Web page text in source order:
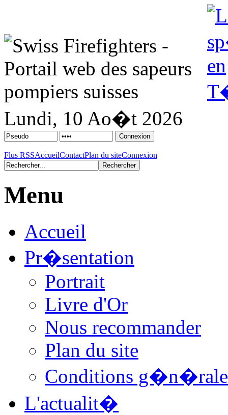
Lundi, 10 Ao�t 2026
Flus RSSAccueilContactPlan du siteConnexion
Menu
Accueil
Pr�sentation
Portrait
Livre d'Or
Nous recommander
Plan du site
Conditions
L'actualit�